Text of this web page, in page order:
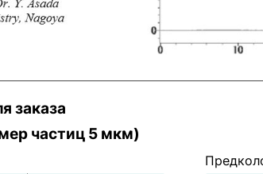
заказа
частиц 5 мкм)